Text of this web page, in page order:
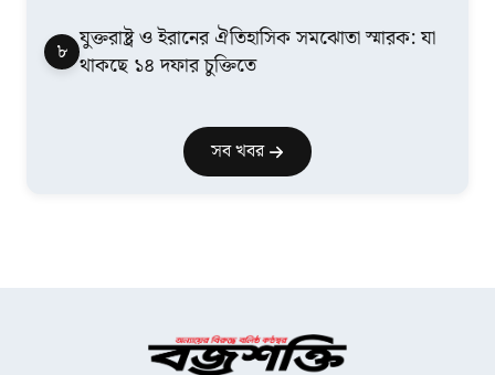
৮ যুক্তরাষ্ট্র ও ইরানের ঐতিহাসিক সমঝোতা স্মারক: যা
থাকছে ১৪ দফার চুক্তিতে
সব খবর